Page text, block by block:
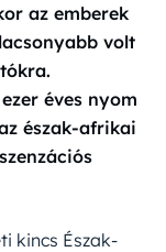
az emberek
volt
éves nyom
észak-afrikai
kincs Észak-